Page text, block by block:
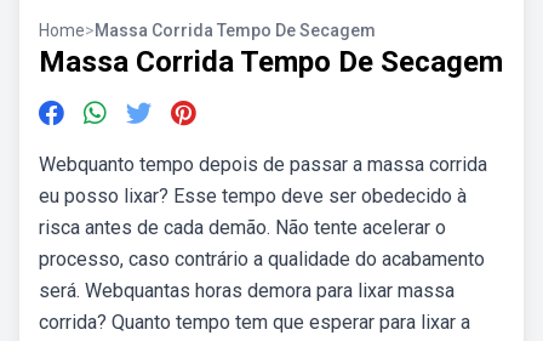
Home>Massa Corrida Tempo De Secagem
Massa Corrida Tempo De Secagem
Webquanto tempo depois de passar a massa corrida
eu posso lixar? Esse tempo deve ser obedecido à
risca antes de cada demão. Não tente acelerar o
processo, caso contrário a qualidade do acabamento
será. Webquantas horas demora para lixar massa
corrida? Quanto tempo tem que esperar para lixar a